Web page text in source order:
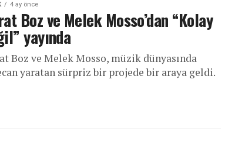
4 ay önce
Boz ve Melek Mosso’dan “Kolay
yayında
Boz ve Melek Mosso, müzik dünyasında
yaratan sürpriz bir projede bir araya geldi.